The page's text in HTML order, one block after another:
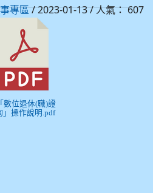
專區/ 2023-01-13 / 人氣： 607
數位退休(職)證
」操作說明.pdf